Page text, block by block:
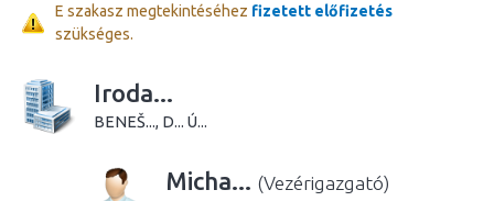
E szakasz megtekintéséhez fizetett előfizetés
szükséges.
Iroda...
BENEŠ..., D... Ú...
Micha... (Vezérigazgató)